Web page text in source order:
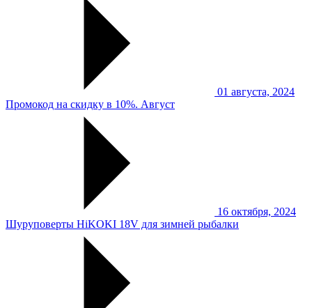
01 августа, 2024
Промокод на скидку в 10%. Август
16 октября, 2024
Шуруповерты HiKOKI 18V для зимней рыбалки